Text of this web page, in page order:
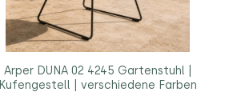
Arper DUNA 02 4245 Gartenstuhl |
Kufengestell | verschiedene Farben